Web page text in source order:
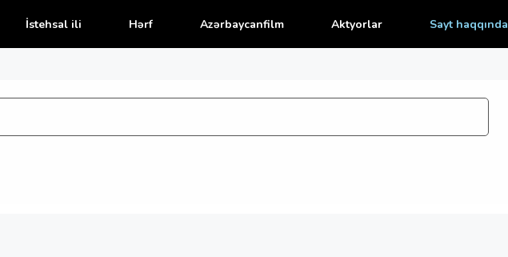
İstehsal ili Hərf Azərbaycanfilm Aktyorlar Sayt haqqında